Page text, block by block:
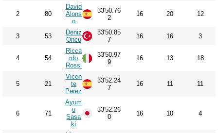
2 80
David
Alons
o
33'50.76
2
16 20 12
3 53
Deniz
Oncu
33'50.85
7
16 16 3
4 54
Ricca
rdo
Rossi
33'50.97
9
16 13 18
5 21
Vicen
te
Perez
33'52.24
7
16 11 11
6 71
Ayum
u
Sasa
ki
33'52.26
0
16 10 4